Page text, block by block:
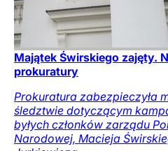
Majątek Świrskiego zajęty.
prokuratury
Prokuratura zabezpieczyła
śledztwie dotyczącym
byłych członków zarządu
Narodowej, Macieja